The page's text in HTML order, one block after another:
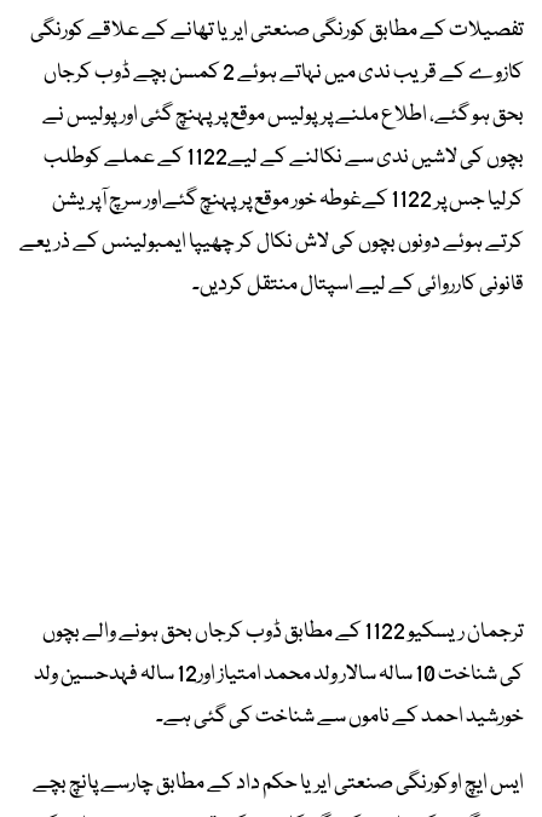
تفصیلات کے مطابق کورنگی صنعتی ایریا تھانے کے علاقے کورنگی
کازوے کے قریب ندی میں نہاتے ہوئے 2 کمسن بچے ڈوب کرجاں
بحق ہو گئے، اطلاع ملنے پرپولیس موقع پرپہنچ گئی اورپولیس نے
بچوں کی لاشیں ندی سے نکالنے کے لیے1122 کے عملے کوطلب
کرلیا جس پر 1122 کےغوطہ خور موقع پرپہنچ گئےاور سرچ آپریشن
کرتے ہوئے دونوں بچوں کی لاش نکال کر چھیپا ایمبولینس کے ذریعے
قانونی کارروائی کے لیے اسپتال منتقل کردیں۔
ترجمان ریسکیو 1122 کے مطابق ڈوب کرجاں بحق ہونے والے بچوں
کی شناخت 10 سالہ سالار ولد محمد امتیاز اور12 سالہ فہدحسین ولد
خورشید احمد کے ناموں سے شناخت کی گئی ہے۔
ایس ایچ اوکورنگی صنعتی ایریا حکم داد کے مطابق چارسے پانچ بچے